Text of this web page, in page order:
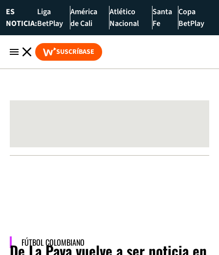
ES
NOTICIA:
Liga
BetPlay
América
de Cali
Atlético
Nacional
Santa
Fe
Copa
BetPlay
SUSCRÍBASE
FÚTBOL COLOMBIANO